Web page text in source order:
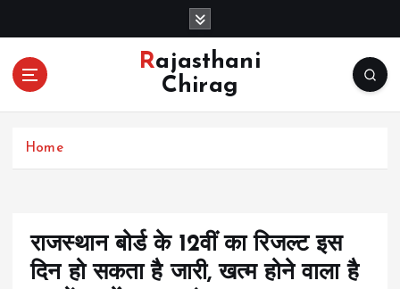
o
Rajasthani
Chirag
Home
राजस्थान बोर्ड के 12वीं का रिजल्ट इस
दिन हो सकता है जारी, खत्म होने वाला है